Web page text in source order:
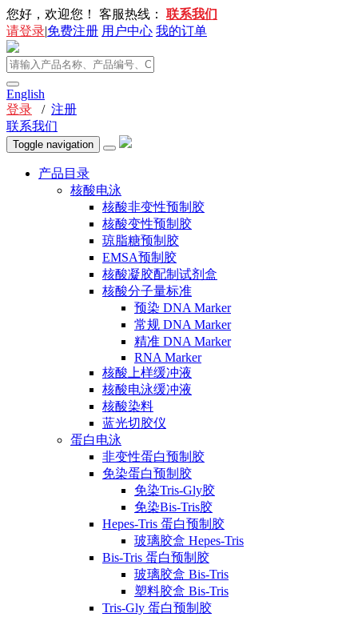
您好，欢迎您！ 客服热线： 联系我们
请登录|免费注册 用户中心 我的订单
English
登录 / 注册
联系我们
Toggle navigation
产品目录
核酸电泳
核酸非变性预制胶
核酸变性预制胶
琼脂糖预制胶
EMSA预制胶
核酸凝胶配制试剂盒
核酸分子量标准
预染 DNA Marker
常规 DNA Marker
精准 DNA Marker
RNA Marker
核酸上样缓冲液
核酸电泳缓冲液
核酸染料
蓝光切胶仪
蛋白电泳
非变性蛋白预制胶
免染蛋白预制胶
免染Tris-Gly胶
免染Bis-Tris胶
Hepes-Tris 蛋白预制胶
玻璃胶盒 Hepes-Tris
Bis-Tris 蛋白预制胶
玻璃胶盒 Bis-Tris
塑料胶盒 Bis-Tris
Tris-Gly 蛋白预制胶